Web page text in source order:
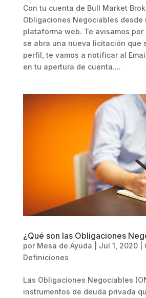
Con tu cuenta de Bull Market
Obligaciones Negociables desde
plataforma web. Te avisamos por
se abra una nueva licitación que
perfil, te vamos a notificar al
en tu apertura de cuenta....
¿Qué son las Obligaciones
por Mesa de Ayuda Jul 1, 2020|
Definiciones
Las Obligaciones Negociables
instrumentos de deuda privada